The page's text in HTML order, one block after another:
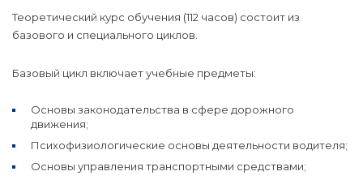
Теоретический курс обучения (112 часов) состоит из
базового и специального циклов.
Базовый цикл включает учебные предметы:
Основы законодательства в сфере дорожного
движения;
Психофизиологические основы деятельности водителя;
Основы управления транспортными средствами;